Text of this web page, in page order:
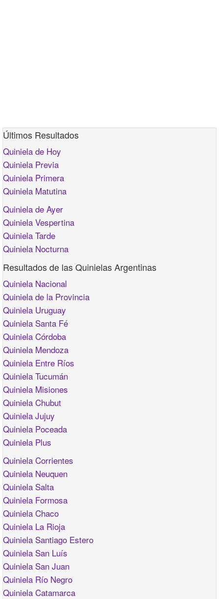
Últimos Resultados
Quiniela de Hoy
Quiniela Previa
Quiniela Primera
Quiniela Matutina
Quiniela de Ayer
Quiniela Vespertina
Quiniela Tarde
Quiniela Nocturna
Resultados de las Quinielas Argentinas
Quiniela Nacional
Quiniela de la Provincia
Quiniela Uruguay
Quiniela Santa Fé
Quiniela Córdoba
Quiniela Mendoza
Quiniela Entre Ríos
Quiniela Tucumán
Quiniela Misiones
Quiniela Chubut
Quiniela Jujuy
Quiniela Poceada
Quiniela Plus
Quiniela Corrientes
Quiniela Neuquen
Quiniela Salta
Quiniela Formosa
Quiniela Chaco
Quiniela La Rioja
Quiniela Santiago Estero
Quiniela San Luís
Quiniela San Juan
Quiniela Río Negro
Quiniela Catamarca